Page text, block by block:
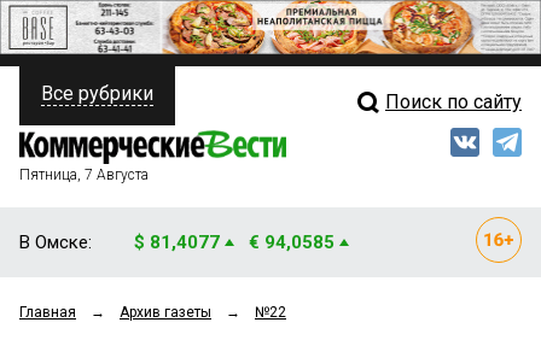
ПОЛИТИКА
ФИНАНСЫ
ОБЩЕСТВО
Свежий выпуск
Все рубрики Поиск по сайту
Пятница, 7 Августа
В Омске: $ 81,4077 € 94,0585
Главная → Архив газеты → №22